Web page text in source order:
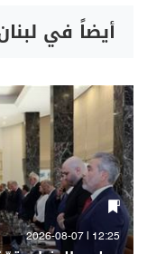
أيضاً في
12:25 | 2026-08-07